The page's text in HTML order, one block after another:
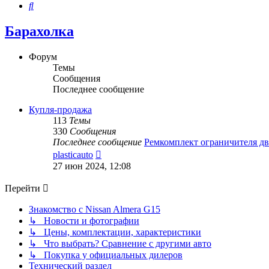
Поиск
Барахолка
Форум
Темы
Сообщения
Последнее сообщение
Купля-продажа
113 Темы
330 Сообщения
Последнее сообщение Ремкомплект ограничителя
plasticauto
к
последнему
27 июн 2024, 12:08
Перейти
Знакомство с Nissan Almera G15
↳ Новости и фотографии
↳ Цены, комплектации, характеристики
↳ Что выбрать? Сравнение с другими авто
↳ Покупка у официальных дилеров
Технический раздел